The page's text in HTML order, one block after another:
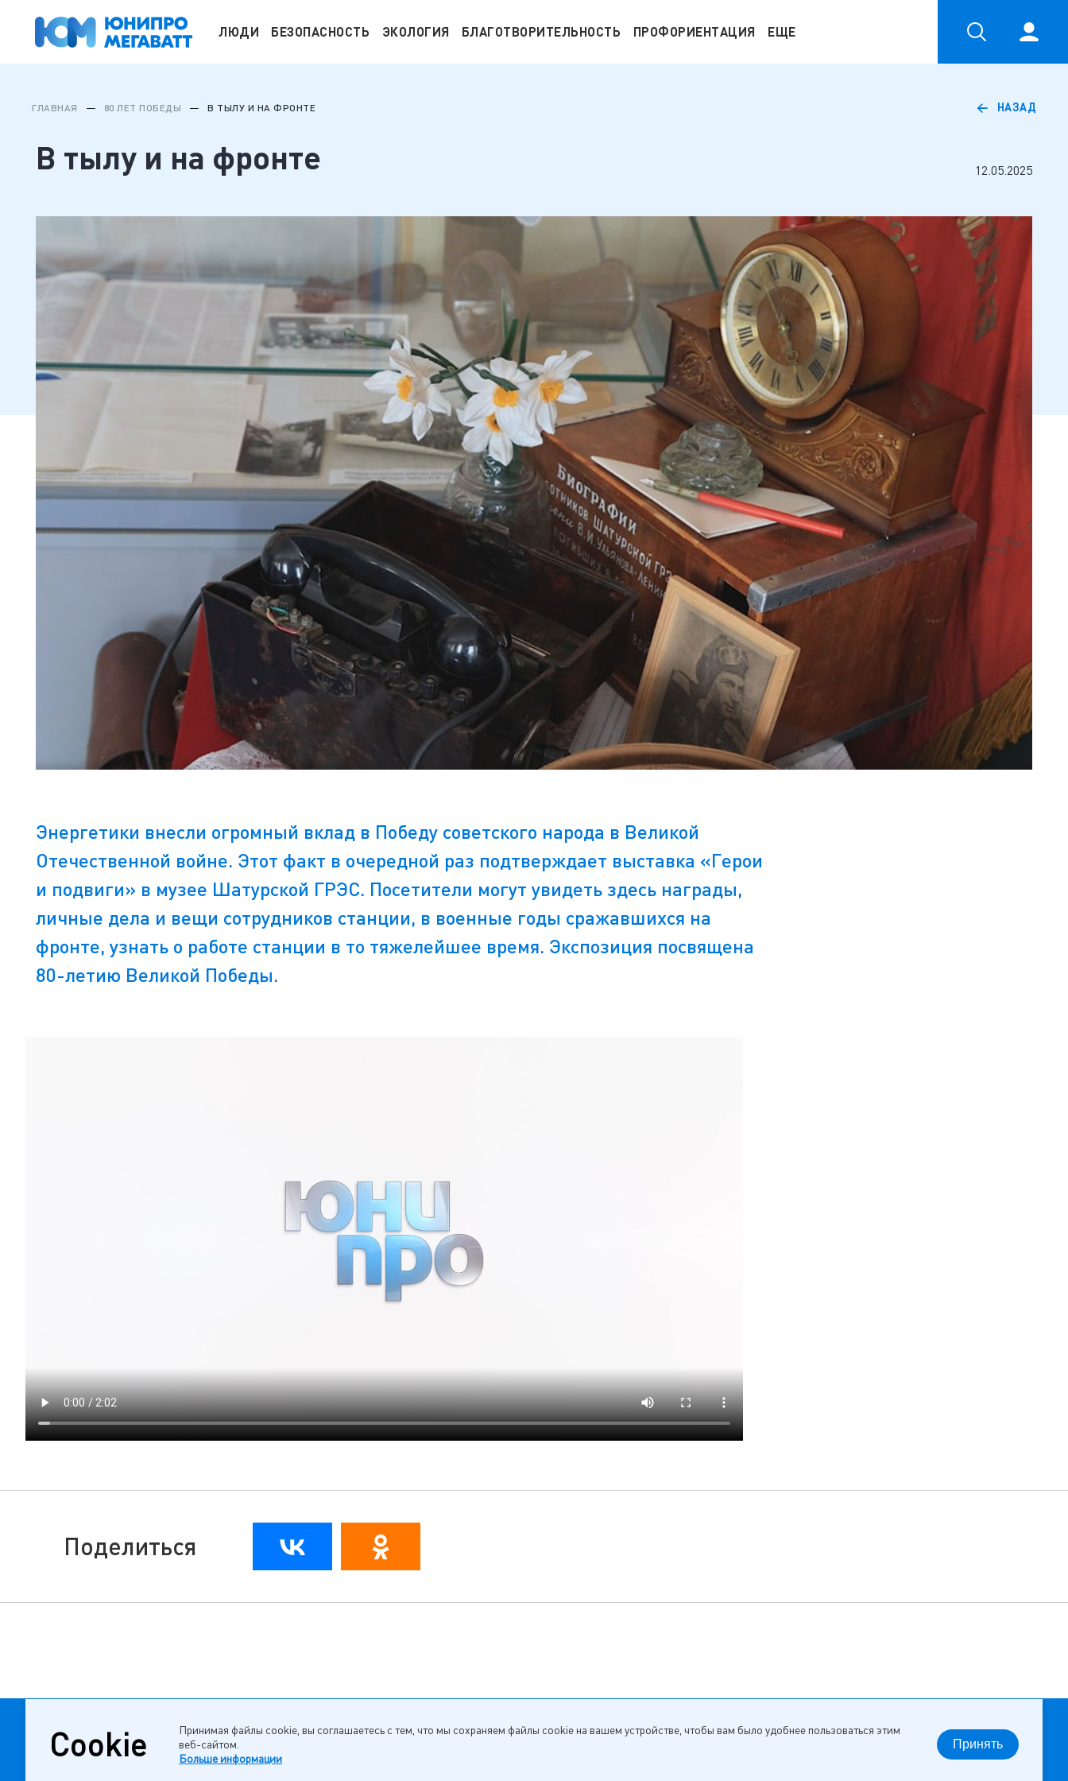
ЛЮДИ БЕЗОПАСНОСТЬ ЭКОЛОГИЯ БЛАГОТВОРИТЕЛЬНОСТЬ ПРОФОРИЕНТАЦИЯ ЕЩЕ
ГЛАВНАЯ 80 ЛЕТ ПОБЕДЫ В ТЫЛУ И НА ФРОНТЕ НАЗАД
В тылу и на фронте 12.05.2025
Энергетики внесли огромный вклад в Победу советского народа в Великой
Отечественной войне. Этот факт в очередной раз подтверждает выставка «Герои
и подвиги» в музее Шатурской ГРЭС. Посетители могут увидеть здесь награды,
личные дела и вещи сотрудников станции, в военные годы сражавшихся на
фронте, узнать о работе станции в то тяжелейшее время. Экспозиция посвящена
80-летию Великой Победы.
Поделиться
© 2013 — 2026 ПАО «Юнипро»
Пользовательское соглашение
Cookie
Принимая файлы cookie, вы соглашаетесь с тем, что мы сохраняем файлы cookie на вашем устройстве, чтобы вам было удобнее пользоваться этим
веб-сайтом.
Больше информации
Принять